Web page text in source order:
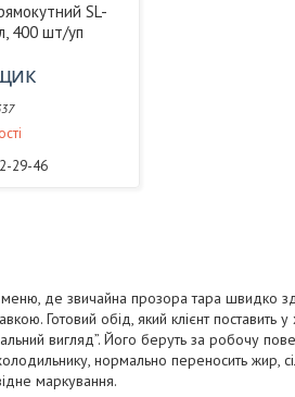
SL-
400 шт/уп
29-46
меню, де звичайна прозора тара швидко
Готовий обід, який клієнт поставить у
вигляд”. Його беруть за робочу
нормально переносить жир,
маркування.